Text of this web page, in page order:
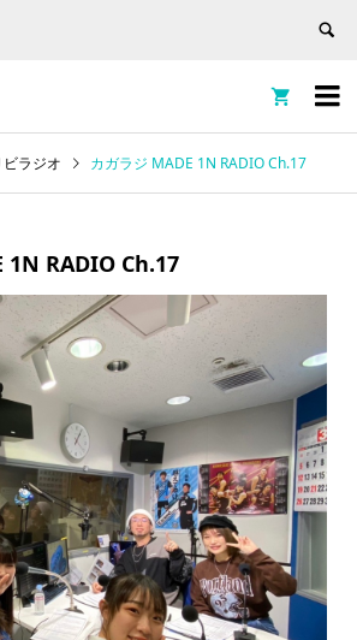


ラジオ カガラジ MADE 1N RADIO Ch.17
1N RADIO Ch.17